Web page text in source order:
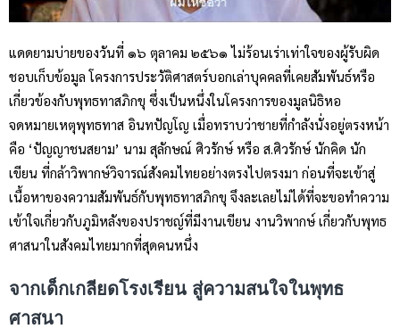
แดดยามบ่ายของวันที่ ๑๖ ตุลาคม ๒๕๖๑ ไม่ร้อนเร่าเท่าใจของผู้รับผิด
ชอบเก็บข้อมูล โครงการประวัติศาสตร์บอกเล่าบุคคลที่เคยสัมพันธ์หรือ
เกี่ยวข้องกับพุทธทาสภิกขุ ซึ่งเป็นหนึ่งในโครงการของมูลนิธิหอ
จดหมายเหตุพุทธทาส อินทปัญโญ เมื่อทราบว่าชายที่กำลังนั่งอยู่ตรงหน้า
คือ ‘ปัญญาชนสยาม’ นาม สุลักษณ์ ศิวรักษ์ หรือ ส.ศิวรักษ์ นักคิด นัก
เขียน ที่กล้าวิพากษ์วิจารณ์สังคมไทยอย่างตรงไปตรงมา ก่อนที่จะเข้าสู่
เนื้อหาของความสัมพันธ์กับพุทธทาสภิกขุ จึงละเลยไม่ได้ที่จะขอทำความ
เข้าใจเกี่ยวกับภูมิหลังของปราชญ์ที่มีงานเขียน งานวิพากษ์ เกี่ยวกับพุทธ
ศาสนาในสังคมไทยมากที่สุดคนหนึ่ง
จากเด็กเกลียดโรงเรียน สู่ความสนใจในพุทธ
ศาสนา